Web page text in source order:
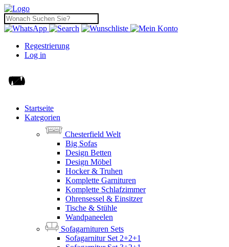
Regestrierung
Log in
Startseite
Kategorien
Chesterfield Welt
Big Sofas
Design Betten
Design Möbel
Hocker & Truhen
Komplette Garnituren
Komplette Schlafzimmer
Ohrensessel & Einsitzer
Tische & Stühle
Wandpaneelen
Sofagarnituren Sets
Sofagarnitur Set 2+2+1